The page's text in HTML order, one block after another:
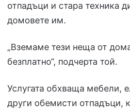
отпадъци и стара техника
домовете им.
„Вземаме тези неща от
безплатно“, подчерта той.
Услугата обхваща мебели,
други обемисти отпадъци,